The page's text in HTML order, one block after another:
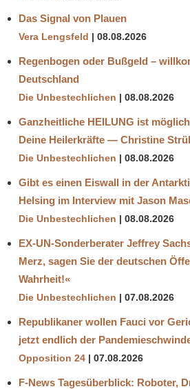
Das Signal von Plauen
Vera Lengsfeld 08.08.2026
Regenbogen oder Bußgeld –
Deutschland
Die Unbestechlichen 08.08.2026
Ganzheitliche HEILUNG ist
Deine Heilerkräfte — Christine
Die Unbestechlichen 08.08.2026
Gibt es einen Eiswall in der
Helsing im Interview mit Jason
Die Unbestechlichen 08.08.2026
EX-UN-Sonderberater Jeffrey
Merz, sagen Sie der deutschen
Wahrheit!«
Die Unbestechlichen 07.08.2026
Republikaner wollen Fauci vor
jetzt endlich der
Opposition 24 07.08.2026
F-News Tagesüberblick: Roboter,